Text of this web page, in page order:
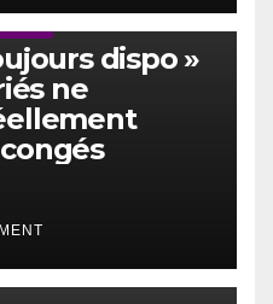
dispo »
ne